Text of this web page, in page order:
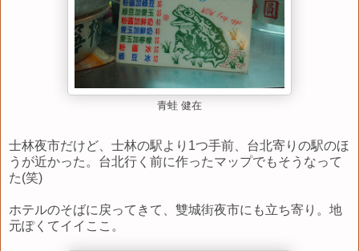
青蛙 健在
士林夜市だけど、士林の駅より1つ手前、台北寄りの駅のほ
うが近かった。台北行く前に作ったマップでもそうなって
た(笑)
ホテルのそばに戻ってきて、雙城街夜市にも立ち寄り。地
元ぽくてイイここ。